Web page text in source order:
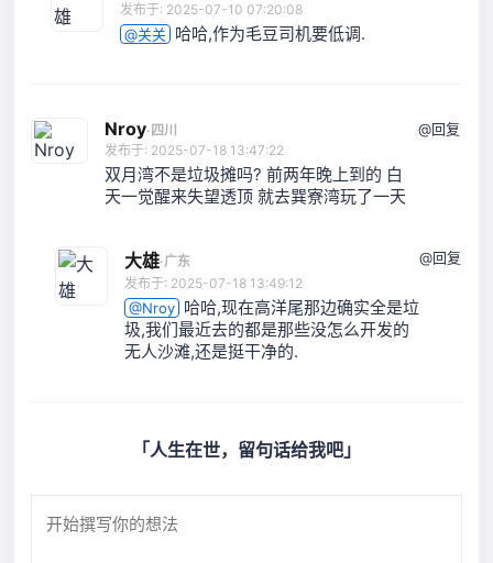
发布于: 2025-07-10 07:20:08
@关关 哈哈,作为毛豆司机要低调.
Nroy· 四川
发布于: 2025-07-18 13:47:22
双月湾不是垃圾摊吗? 前两年晚上到的 白
天一觉醒来失望透顶 就去巽寮湾玩了一天
@回复
大雄·广东
发布于: 2025-07-18 13:49:12
@Nroy 哈哈,现在高洋尾那边确实全是垃
圾,我们最近去的都是那些没怎么开发的
无人沙滩,还是挺干净的.
@回复
「人生在世，留句话给我吧」